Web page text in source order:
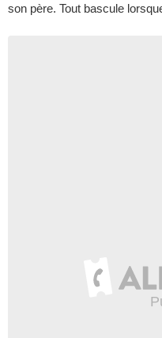
son père. Tout bascule